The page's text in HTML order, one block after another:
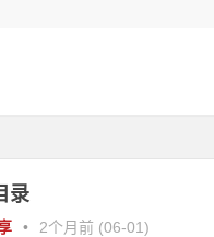
录
• 2个月前 (06-01)